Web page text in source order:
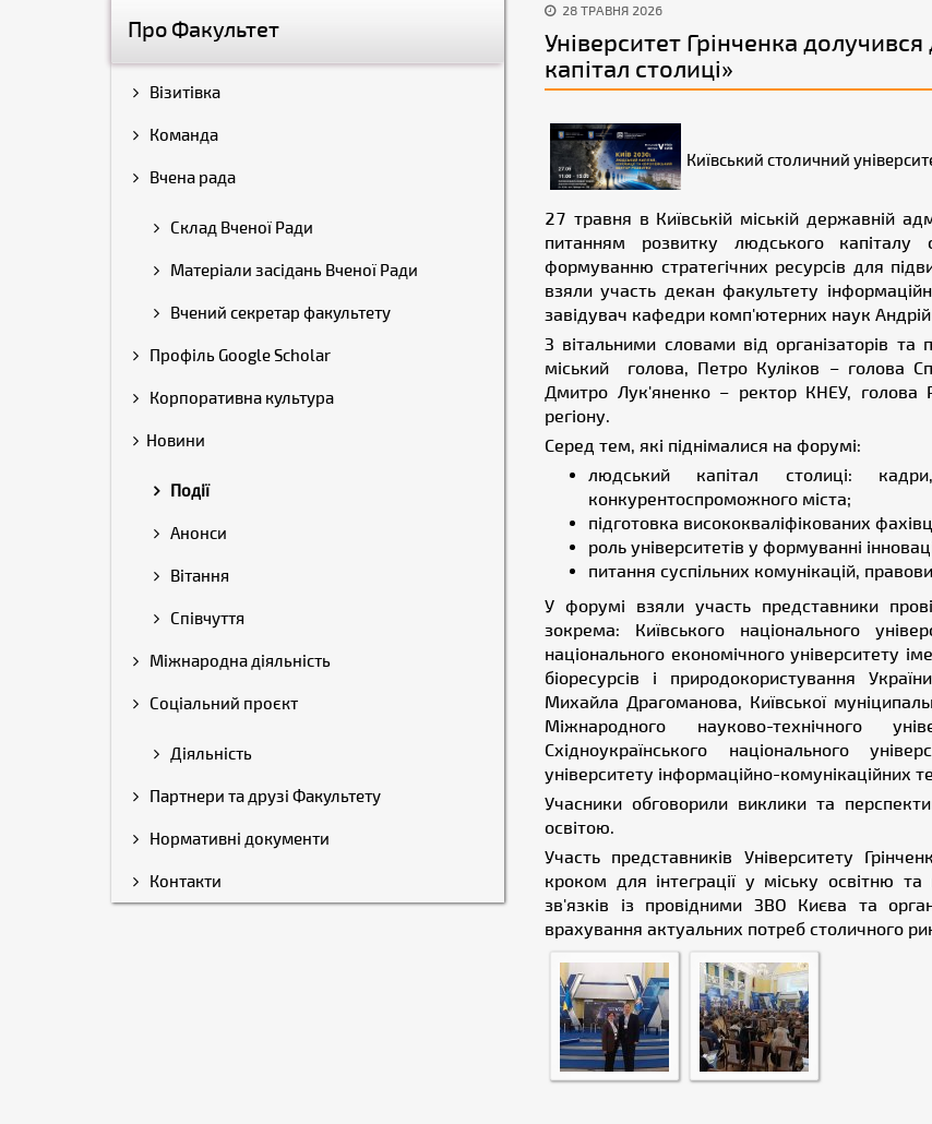
Про Факультет
Візитівка
Команда
Вчена рада
Склад Вченої Ради
Матеріали засідань Вченої Ради
Вчений секретар факультету
Профіль Google Scholar
Корпоративна культура
Новини
Події
Анонси
Вітання
Співчуття
Міжнародна діяльність
Соціальний проєкт
Діяльність
Партнери та друзі Факультету
Нормативні документи
Контакти
28 ТРАВНЯ 2026
Університет Грінченка
капітал столиці»
Київський столичний
27 травня в Київській міській державній
питанням розвитку людського капіталу
формуванню стратегічних ресурсів для
взяли участь декан факультету
завідувач кафедри комп'ютерних наук
З вітальними словами від організаторів
міський голова, Петро Куліков – голова
Дмитро Лук'яненко – ректор КНЕУ, голова
регіону.
Серед тем, які піднімалися на форумі:
людський капітал столиці:
конкурентоспроможного міста;
підготовка висококваліфікованих
роль університетів у формуванні
питання суспільних комунікацій,
У форумі взяли участь представники
зокрема: Київського національного
національного економічного університету
біоресурсів і природокористування
Михайла Драгоманова, Київської
Міжнародного науково-технічного
Східноукраїнського національного
університету інформаційно-комунікаційних
Учасники обговорили виклики та
освітою.
Участь представників Університету
кроком для інтеграції у міську освітню
зв'язків із провідними ЗВО Києва та
врахування актуальних потреб столичного